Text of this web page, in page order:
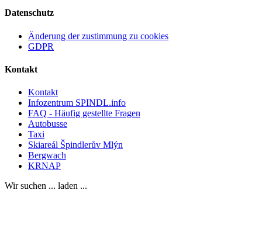
Datenschutz
Änderung der zustimmung zu cookies
GDPR
Kontakt
Kontakt
Infozentrum SPINDL.info
FAQ - Häufig gestellte Fragen
Autobusse
Taxi
Skiareál Špindlerův Mlýn
Bergwach
KRNAP
Wir suchen ... laden ...